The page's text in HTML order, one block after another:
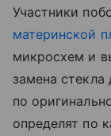
Участники
материнской
микросхем и
замена
по
определят по